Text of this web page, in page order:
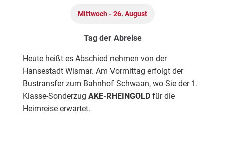
Mittwoch - 26. August
Tag der Abreise
Heute heißt es Abschied nehmen von der
Hansestadt Wismar. Am Vormittag erfolgt der
Bustransfer zum Bahnhof Schwaan, wo Sie der 1.
Klasse-Sonderzug AKE-RHEINGOLD für die
Heimreise erwartet.